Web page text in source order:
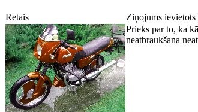
Retais Ziņojums
Prieks par to, ka
neatbraukšana